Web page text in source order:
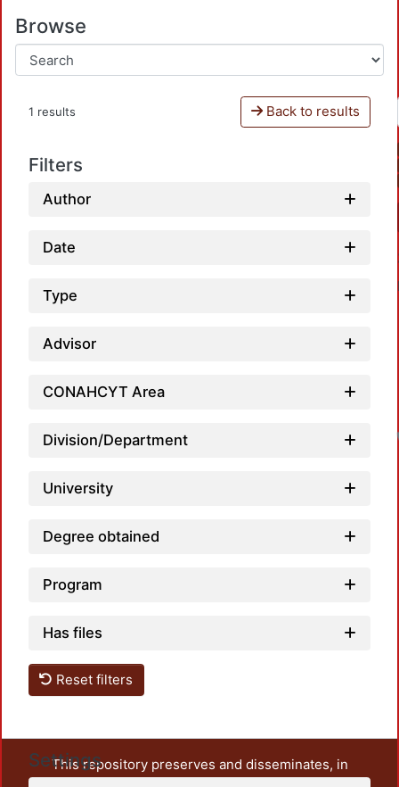
Browse
1 results Back to results
Filters
Author
Date
Type
Advisor
CONAHCYT Area
Division/Department
University
Degree obtained
Program
Has files
Reset filters
Settings
This repository preserves and disseminates, in